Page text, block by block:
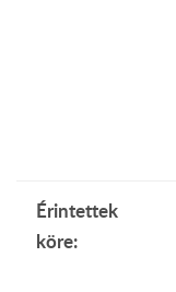
Érintettek
köre: